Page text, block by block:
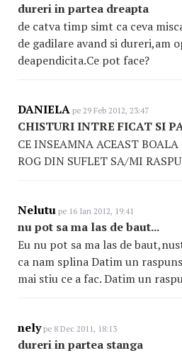
dureri in partea dreapta
de catva timp simt ca ceva
de gadilare avand si dureri,am
deapendicita.Ce pot face?
DANIELA pe 29 Feb 2012, 23:47
CHISTURI INTRE FICAT SI
CE INSEAMNA ACEAST BOALA
ROG DIN SUFLET SA/MI
Nelutu pe 16 Ian 2012, 19:41
nu pot sa ma las de baut...
Eu nu pot sa ma las de
ca nam splina Datim un
mai stiu ce a fac. Datim un
nelype 8 Dec 2011, 18:13
dureri in partea stanga